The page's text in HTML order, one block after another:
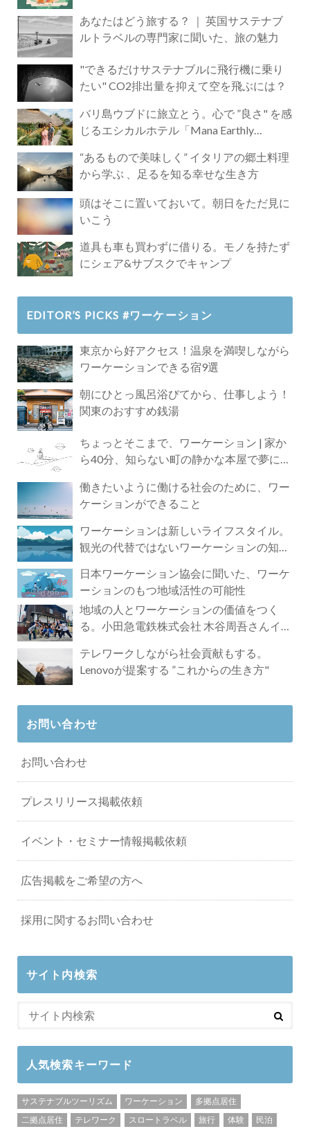
あなたはどう旅する？ ｜ 英国サステナブ
ルトラベルの専門家に聞いた、旅の魅力
"できるだけサステナブルに飛行機に乗り
たい" CO2排出量を抑えて空を飛ぶには？
バリ島ウブドに旅立とう。心で ”良さ" を感
じるエシカルホテル「Mana Earthly
“あるもので美味しく” イタリアの郷土料理
から学ぶ 、足るを知る幸せな生き方
頭はそこに置いておいて。朝日をただ見に
いこう
道具も車も買わずに借りる。モノを持たず
にシェア&サブスクでキャンプ
EDITOR’S PICKS #ワーケーション
東京から好アクセス！温泉を満喫しながら
ワーケーションできる宿9選
朝にひとっ風呂浴びてから、仕事しよう！
関東のおすすめ銭湯
ちょっとそこまで、ワーケーション | 家か
ら40分、知らない町の静かな本屋で夢に近
働きたいように働ける社会のために、ワー
ケーションができること
ワーケーションは新しいライフスタイル。
観光の代替ではないワーケーションの知ら
日本ワーケーション協会に聞いた、ワーケ
ーションのもつ地域活性の可能性
地域の人とワーケーションの価値をつく
る。小田急電鉄株式会社 木谷周吾さんイン
テレワークしながら社会貢献もする。
Lenovoが提案する ”これからの生き方"
お問い合わせ
お問い合わせ
プレスリリース掲載依頼
イベント・セミナー情報掲載依頼
広告掲載をご希望の方へ
採用に関するお問い合わせ
サイト内検索
人気検索キーワード
サステナブルツーリズム ワーケーション
多拠点居住
二拠点居住
テレワーク スロートラベル 旅行 体験 民泊